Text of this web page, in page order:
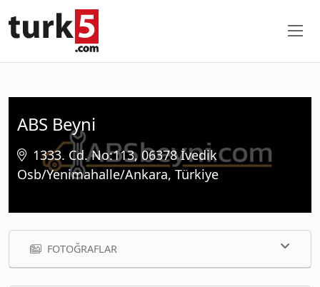
ABS Beyni
1333. Cd. No:113, 06378 İvedik
Osb/Yenimahalle/Ankara, Türkiye
FOTOĞRAFLAR